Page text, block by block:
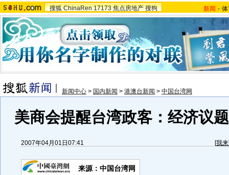
搜狐 ChinaRen 17173 焦点房地产 搜狗 新闻 -
新闻中心 > 国内新闻 > 港澳台新闻 > 中国台湾网
美商会提醒台湾政客：经济议
2007年04月01日07:41 [我
来源：中国台湾网